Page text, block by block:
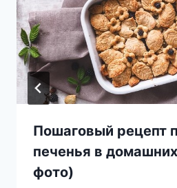
Пошаговый рецепт
печенья в
фото)